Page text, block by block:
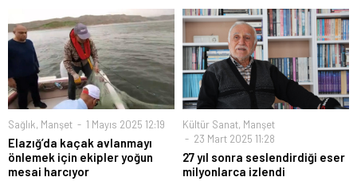
Sağlık, Manşet 1 Mayıs 2025 12:19
Elazığ’da kaçak avlanmayı
önlemek için ekipler yoğun
mesai harcıyor
Kültür Sanat, Manşet
23 Mart 2025 11:28
27 yıl sonra seslendirdiği eser
milyonlarca izlendi